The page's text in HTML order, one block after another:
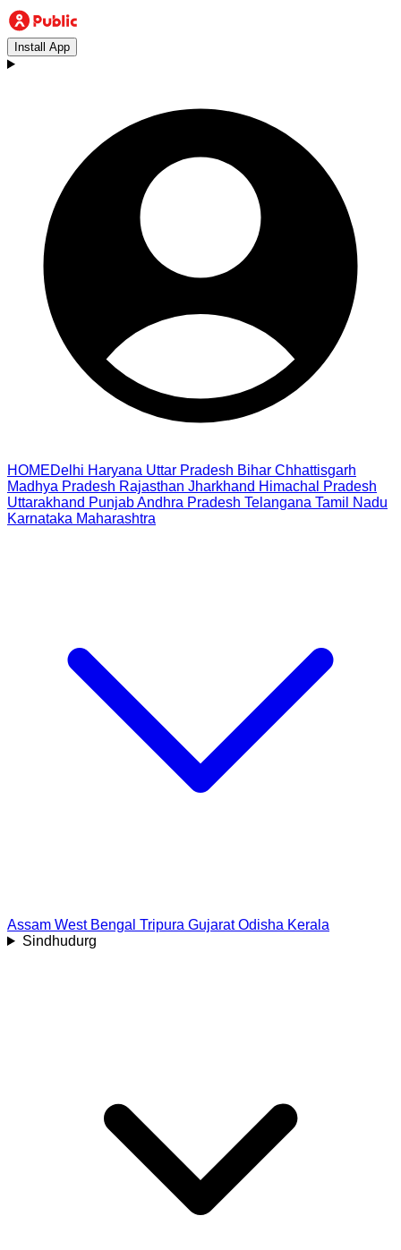
Install App
HOMEDelhi Haryana Uttar Pradesh Bihar Chhattisgarh
Madhya Pradesh Rajasthan Jharkhand Himachal Pradesh
Uttarakhand PunjabAndhra Pradesh Telangana Tamil Nadu
Karnataka Maharashtra
Assam West Bengal Tripura Gujarat Odisha Kerala
Sindhudurg